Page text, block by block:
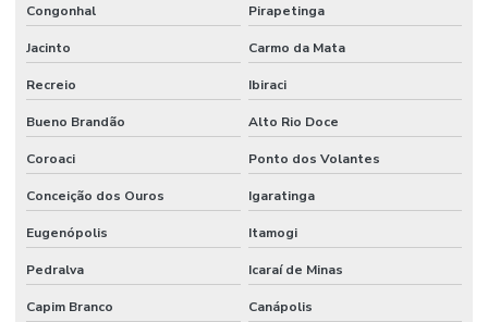
Congonhal Pirapetinga
Jacinto Carmo da Mata
Recreio Ibiraci
Bueno Brandão Alto Rio Doce
Coroaci Ponto dos Volantes
Conceição dos Ouros Igaratinga
Eugenópolis Itamogi
Pedralva Icaraí de Minas
Capim Branco Canápolis